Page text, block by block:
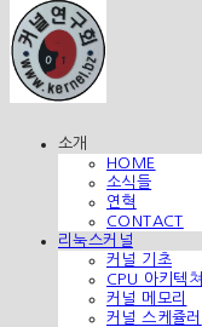
소개
HOME
소식들
연혁
CONTACT
리눅스커널
커널 기초
CPU 아키텍쳐
커널 메모리
커널 스케쥴러